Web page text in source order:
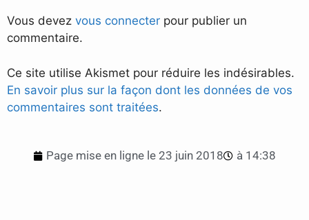
Vous devez vous connecter pour publier un
commentaire.
Ce site utilise Akismet pour réduire les indésirables.
En savoir plus sur la façon dont les données de vos
commentaires sont traitées.
Page mise en ligne le 23 juin 2018 à 14:38